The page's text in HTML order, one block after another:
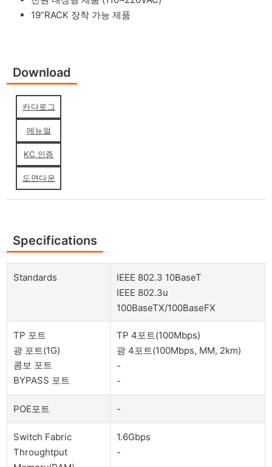
19”RACK 장착 가능 제품
Download
카다로그
메뉴얼
KC 인증
도면다운
Specifications
Standards
IEEE 802.3 10BaseT
IEEE 802.3u
100BaseTX/100BaseFX
TP 포트
광 포트(1G)
콤보 포트
BYPASS 포트
TP 4포트(100Mbps)
광 4포트(100Mbps, MM, 2km)
-
-
POE포트 -
Switch Fabric
Throughtput
1.6Gbps
-